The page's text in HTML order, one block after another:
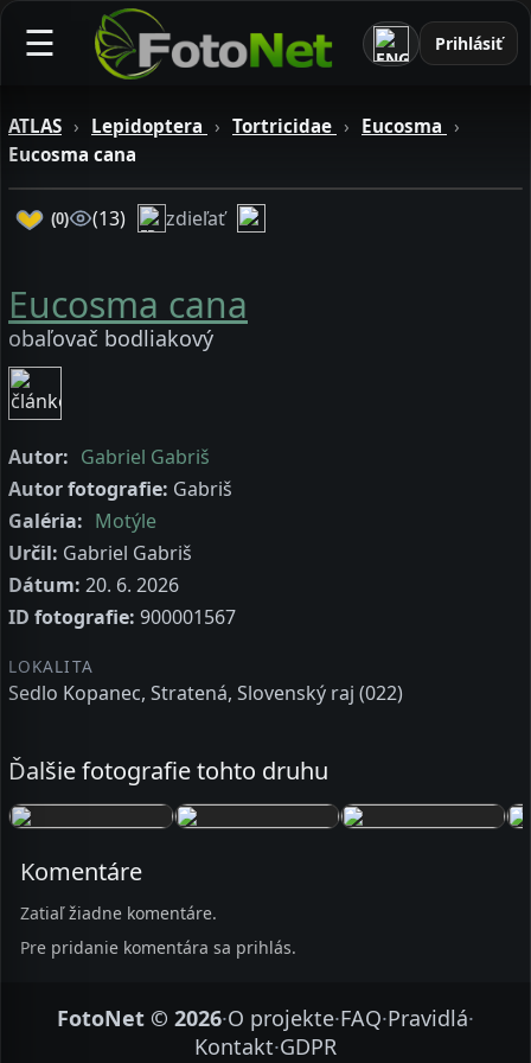
☰ Prihlásiť
ATLAS › Lepidoptera › Tortricidae › Eucosma ›
Eucosma cana
(0) (13) zdieľať
Eucosma cana
obaľovač bodliakový
Autor: Gabriel Gabriš
Autor fotografie: Gabriš
Galéria: Motýle
Určil: Gabriel Gabriš
Dátum: 20. 6. 2026
ID fotografie: 900001567
LOKALITA
Sedlo Kopanec, Stratená, Slovenský raj (022)
Ďalšie fotografie tohto druhu
Komentáre
Zatiaľ žiadne komentáre.
Pre pridanie komentára sa prihlás.
FotoNet © 2026·O projekte·FAQ·Pravidlá·
Kontakt·GDPR